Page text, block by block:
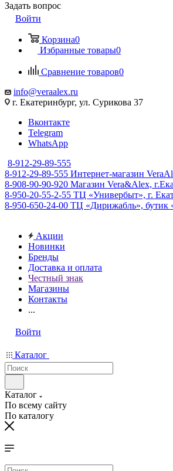
Задать вопрос
Войти
Корзина0
Избранные товары0
Сравнение товаров0
info@veraalex.ru
г. Екатеринбург, ул. Сурикова 37
Вконтакте
Telegram
WhatsApp
8-912-29-89-555
8-912-29-89-555 Интернет-магазин
8-908-90-90-920 Магазин Vera&Alex,
8-950-20-55-2-55 ТЦ «Универбыт», г.
8-950-650-24-00 ТЦ «Дирижабль», бутик
Акции
Новинки
Бренды
Доставка и оплата
Честный знак
Магазины
Контакты
...
Войти
Каталог
Каталог
По всему сайту
По каталогу